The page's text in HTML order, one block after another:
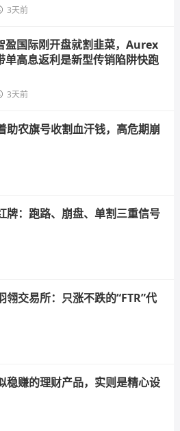
3天前
盈国际刚开盘就割韭菜，Aurex
单高息返利是新型传销陷阱快跑
3天前
助农旗号收割血汗钱，高危期崩
牌：跑路、崩盘、单割三重信号
翎交易所：只涨不跌的“FTR”代
稳赚的理财产品，实则是精心设